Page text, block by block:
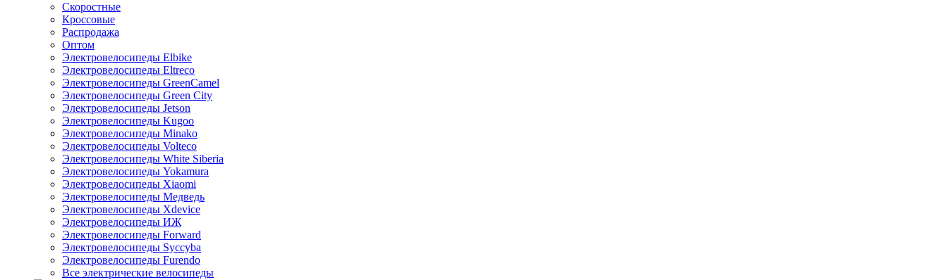
Скоростные
Кроссовые
Распродажа
Оптом
Электровелосипеды Elbike
Электровелосипеды Eltreco
Электровелосипеды GreenCamel
Электровелосипеды Green City
Электровелосипеды Jetson
Электровелосипеды Kugoo
Электровелосипеды Minako
Электровелосипеды Volteco
Электровелосипеды White Siberia
Электровелосипеды Yokamura
Электровелосипеды Xiaomi
Электровелосипеды Медведь
Электровелосипеды Xdevice
Электровелосипеды ИЖ
Электровелосипеды Forward
Электровелосипеды Syccyba
Электровелосипеды Furendo
Все электрические велосипеды